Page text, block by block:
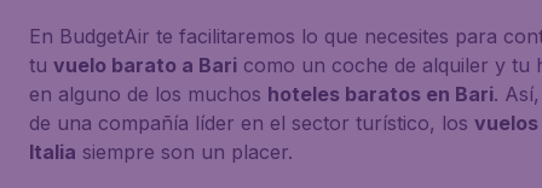
En BudgetAir te facilitaremos lo que necesites para
tu vuelo barato a Bari como un coche de alquiler y tu
en alguno de los muchos hoteles baratos en Bari.
de una compañía líder en el sector turístico, los
Italia siempre son un placer.